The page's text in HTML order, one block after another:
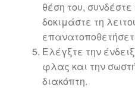
θέση του,
δοκιμάστε τη
Ελέγξτε την
φλας και την
διακόπτη.